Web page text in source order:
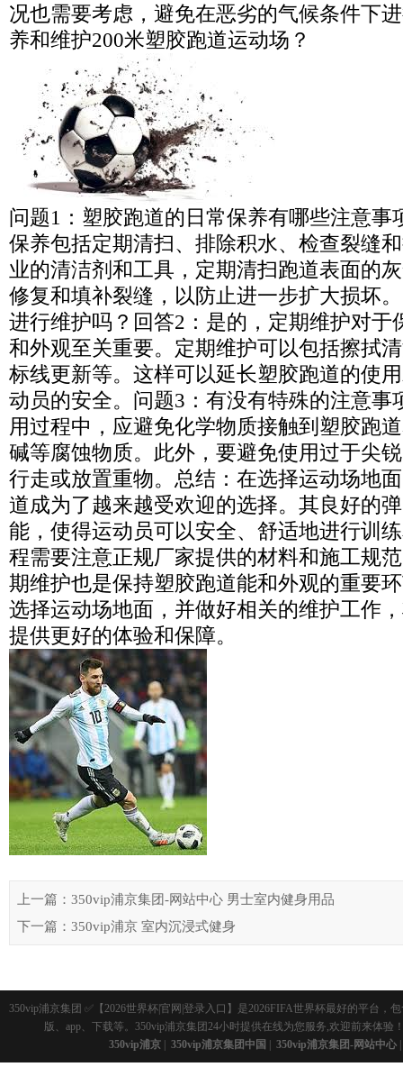
况也需要考虑，避免在恶劣的气候条件下
养和维护200米塑胶跑道运动场？
问题1：塑胶跑道的日常保养有哪些注意事
保养包括定期清扫、排除积水、检查裂缝
业的清洁剂和工具，定期清扫跑道表面的
修复和填补裂缝，以防止进一步扩大损坏
进行维护吗？回答2：是的，定期维护对于
和外观至关重要。定期维护可以包括擦拭
标线更新等。这样可以延长塑胶跑道的使
动员的安全。问题3：有没有特殊的注意事
用过程中，应避免化学物质接触到塑胶跑
碱等腐蚀物质。此外，要避免使用过于尖
行走或放置重物。总结：在选择运动场地
道成为了越来越受欢迎的选择。其良好的
能，使得运动员可以安全、舒适地进行训
程需要注意正规厂家提供的材料和施工规
期维护也是保持塑胶跑道能和外观的重要
选择运动场地面，并做好相关的维护工作
提供更好的体验和保障。
上一篇：350vip浦京集团-网站中心 男士室内健身用品
下一篇：350vip浦京 室内沉浸式健身
350vip浦京集团 ✅【2026世界杯|官网|登录入口】是2026FIFA世界杯最好的平台
版、app、下载等。350vip浦京集团24小时提供在线为您服务,欢迎前来体验
350vip浦京
350vip浦京集团中国 350vip浦京集团-网站中心